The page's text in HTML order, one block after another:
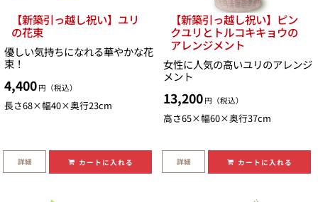
【新築引っ越し祝い】ユリ
の花束
優しい気持ちになれる華やかな花
束！
4,400 円（税込）
長さ68×幅40×奥行23cm
詳細 カートに入れる
【新築引っ越し祝い】ピン
クユリとトルコキキョウの
アレンジメント
女性に人気の高いユリのアレンジ
メント
13,200 円（税込）
高さ65×幅60×奥行37cm
詳細 カートに入れる